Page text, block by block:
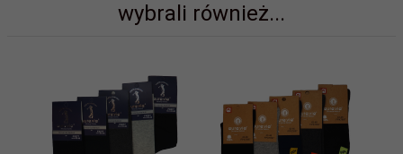
wybrali również...